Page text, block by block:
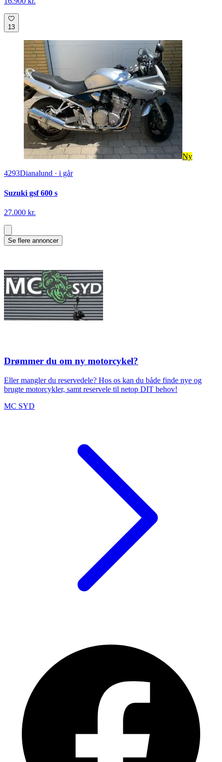
13
Ny
4293Dianalund · i går
Suzuki gsf 600 s
27.000 kr.
Se flere annoncer
Drømmer du om ny motorcykel?
Eller mangler du reservedele? Hos os kan du både finde nye og
brugte motorcykler, samt reservele til netop DIT behov!
MC SYD